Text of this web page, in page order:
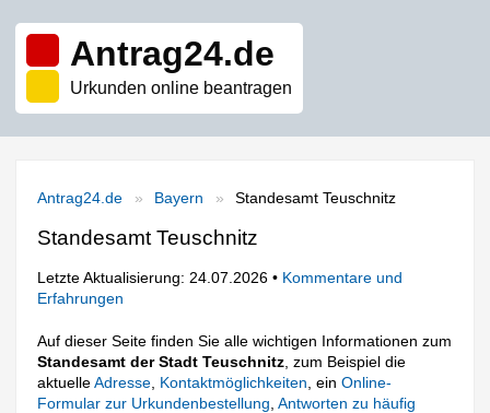
Antrag24.de
Urkunden online beantragen
Antrag24.de Bayern Standesamt Teuschnitz
Standesamt Teuschnitz
Letzte Aktualisierung: 24.07.2026 • Kommentare und
Erfahrungen
Auf dieser Seite finden Sie alle wichtigen Informationen zum
Standesamt der Stadt Teuschnitz , zum Beispiel die
aktuelleAdresse Kontaktmöglichkeiten , einOnline-
Formular zur Urkundenbestellung ,Antworten zu häufig